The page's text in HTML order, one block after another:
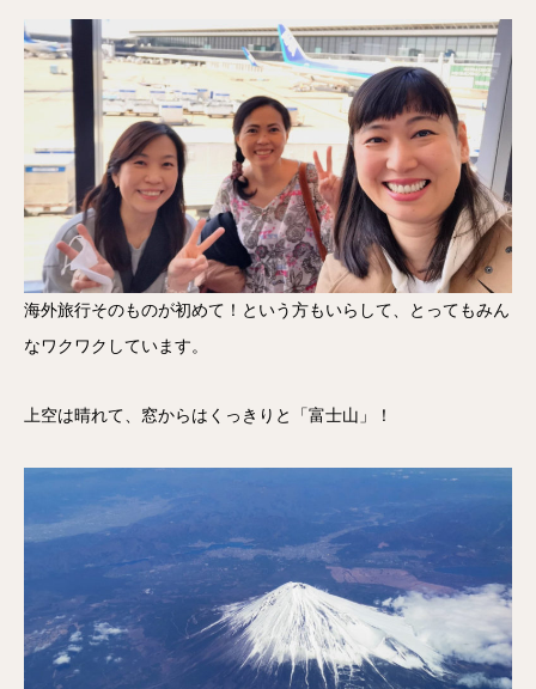
海外旅行そのものが初めて！という方もいらして、とってもみん
なワクワクしています。
上空は晴れて、窓からはくっきりと「富士山」！